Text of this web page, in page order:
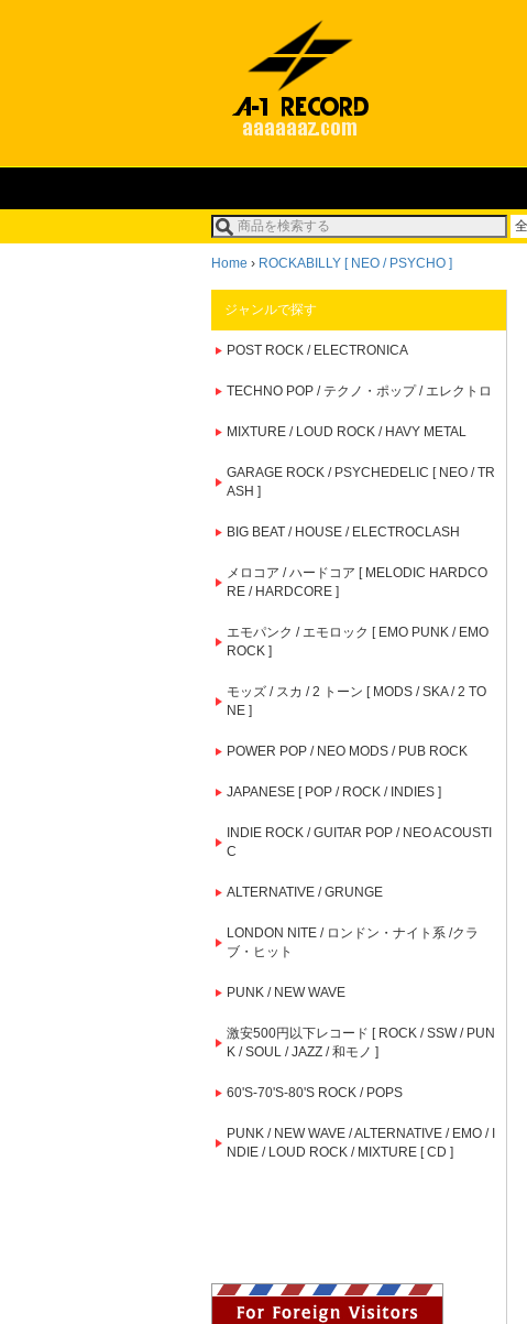
Home › ROCKABILLY [ NEO / PSYCHO ]
ジャンルで探す
POST ROCK / ELECTRONICA
TECHNO POP / テクノ・ポップ / エレクトロ
MIXTURE / LOUD ROCK / HAVY METAL
GARAGE ROCK / PSYCHEDELIC [ NEO / TR
ASH ]
BIG BEAT / HOUSE / ELECTROCLASH
メロコア / ハードコア [ MELODIC HARDCO
RE / HARDCORE ]
エモパンク / エモロック [ EMO PUNK / EMO
ROCK ]
モッズ / スカ / 2 トーン [ MODS / SKA / 2 TO
NE ]
POWER POP / NEO MODS / PUB ROCK
JAPANESE [ POP / ROCK / INDIES ]
INDIE ROCK / GUITAR POP / NEO ACOUSTI
C
ALTERNATIVE / GRUNGE
LONDON NITE / ロンドン・ナイト系 /クラ
ブ・ヒット
PUNK / NEW WAVE
激安500円以下レコード [ ROCK / SSW / PUN
K / SOUL / JAZZ / 和モノ ]
60'S-70'S-80'S ROCK / POPS
PUNK / NEW WAVE / ALTERNATIVE / EMO / I
NDIE / LOUD ROCK / MIXTURE [ CD ]